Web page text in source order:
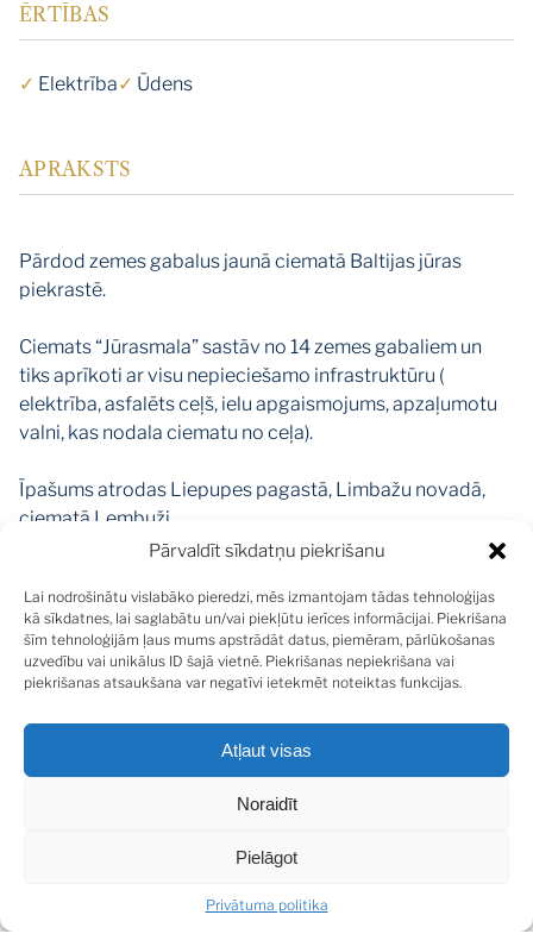
Pārvaldīt sīkdatņu piekrišanu
Lai nodrošinātu vislabāko pieredzi, mēs izmantojam tādas tehnoloģijas
kā sīkdatnes, lai saglabātu un/vai piekļūtu ierīces informācijai. Piekrišana
šīm tehnoloģijām ļaus mums apstrādāt datus, piemēram, pārlūkošanas
uzvedību vai unikālus ID šajā vietnē. Piekrišanas nepiekrišana vai
piekrišanas atsaukšana var negatīvi ietekmēt noteiktas funkcijas.
Atļaut visas
Noraidīt
Pielāgot
Privātuma politika
ĒRTĪBAS
✓ Elektrība✓ Ūdens
APRAKSTS
Pārdod zemes gabalus jaunā ciematā Baltijas jūras
piekrastē.
Ciemats “Jūrasmala” sastāv no 14 zemes gabaliem un
tiks aprīkoti ar visu nepieciešamo infrastruktūru (
elektrība, asfalēts ceļš, ielu apgaismojums, apzaļumotu
valni, kas nodala ciematu no ceļa).
Īpašums atrodas Liepupes pagastā, Limbažu novadā,
ciematā Lembuži.
Plānots, ka 10 minūšu brauciena attālumā tiks izbūvēta
Vidzemes piekrastei raksturīga īpaši liela dabas un
ainavu daudzveidība, kā arī bagāta kultūrvēsture. Šeit
sastopamas gandrīz visu iespējamo tipu pludmales,
stāvkrasti un kāpas.
Ciemata zemesgabali paredzēti privātmāju vai dvīņu
māju apbūvei. Ciemata iedzīvotāju ērtībām izbūvēts
elektrības pieslēgums katram zemes gabalam, kā arī
Šobrīd ir izstrādāti divi būvprojekti divu privātmāju